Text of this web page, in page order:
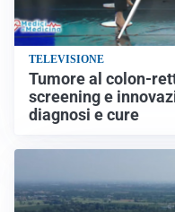
TELEVISIONE
Tumore al colon-
screening e
diagnosi e cure